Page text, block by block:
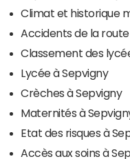
Climat et historique
Accidents de la
Classement des
Lycée à Sepvigny
Crèches à Sepvigny
Maternités à
Etat des risques à
Accès aux soins à